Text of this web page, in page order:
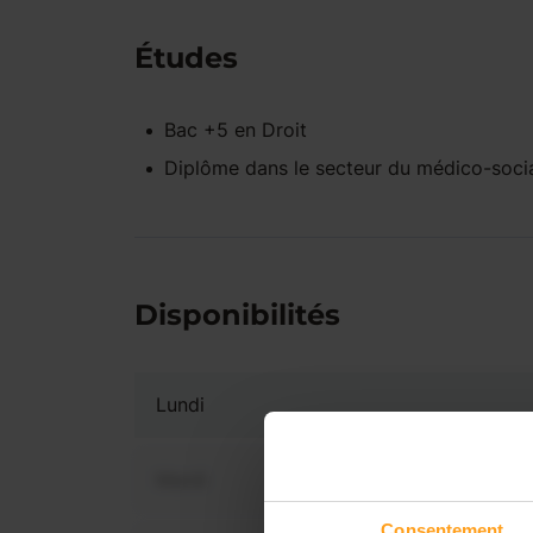
Études
Bac +5 en Droit
Diplôme dans le secteur du médico-
Disponibilités
Lundi